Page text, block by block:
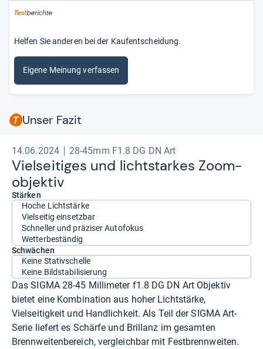
Helfen Sie anderen bei der Kaufentscheidung.
Eigene Meinung verfassen
Unser Fazit
14.06.2024 28-45mm F1.8 DG DN Art
Viel­sei­ti­ges und licht­star­kes Zoo­m­
ob­jek­tiv
Stärken
Hoche Lichtstärke
Vielseitig einsetzbar
Schneller und präziser Autofokus
Wetterbeständig
Schwächen
Keine Stativschelle
Keine Bildstabilisierung
Das SIGMA 28-45 Millimeter f1.8 DG DN Art Objektiv
bietet eine Kombination aus hoher Lichtstärke,
Vielseitigkeit und Handlichkeit. Als Teil der SIGMA Art-
Serie liefert es Schärfe und Brillanz im gesamten
Brennweitenbereich, vergleichbar mit Festbrennweiten.